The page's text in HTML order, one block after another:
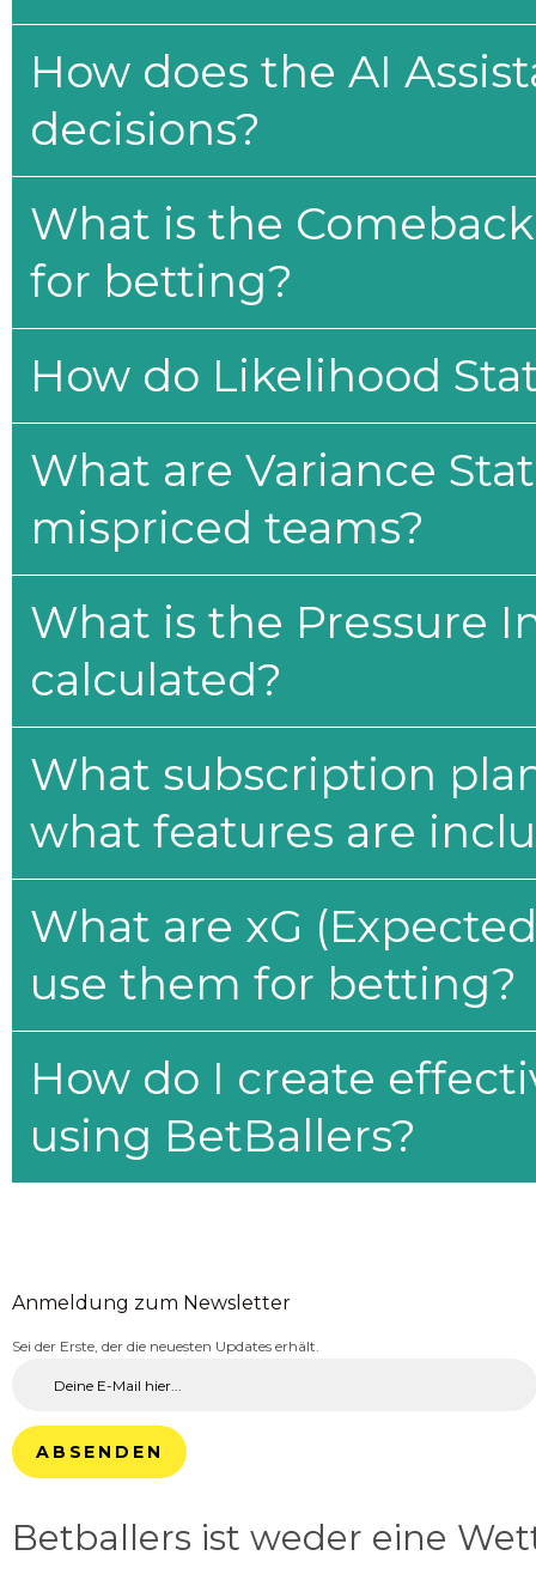
How does the AI
decisions?
What is the
for betting?
How do Likelihood
What are Variance
mispriced teams?
What is the Pressure
calculated?
What subscription
what features are
What are xG
use them for betting?
How do I create
using BetBallers?
Anmeldung zum Newsletter
Sei der Erste, der die neuesten Updates erhält.
ABSENDEN
Betballers ist weder eine